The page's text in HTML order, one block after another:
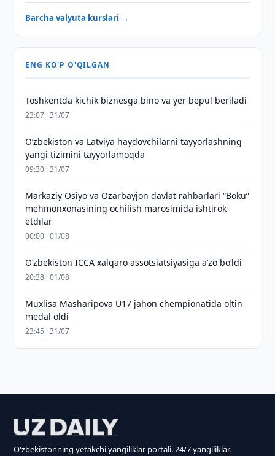
Barcha valyuta kurslari →
ENG KO'P O'QILGAN
Toshkentda kichik biznesga bino va yer bepul beriladi
23:07 · 31/07
Oʻzbekiston va Latviya haydovchilarni tayyorlashning
yangi tizimini tayyorlamoqda
09:30 · 31/07
Markaziy Osiyo va Ozarbayjon davlat rahbarlari “Boku”
mehmonxonasining ochilish marosimida ishtirok
etdilar
00:00 · 01/08
O‘zbekiston ICCA xalqaro assotsiatsiyasiga aʼzo bo‘ldi
20:38 · 01/08
Muxlisa Masharipova U17 jahon chempionatida oltin
medal oldi
23:45 · 31/07
O'zbekistonning yetakchi yangiliklar portali. 24/7 yangiliklar.